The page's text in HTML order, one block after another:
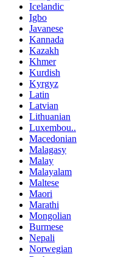
Icelandic
Igbo
Javanese
Kannada
Kazakh
Khmer
Kurdish
Kyrgyz
Latin
Latvian
Lithuanian
Luxembou..
Macedonian
Malagasy
Malay
Malayalam
Maltese
Maori
Marathi
Mongolian
Burmese
Nepali
Norwegian